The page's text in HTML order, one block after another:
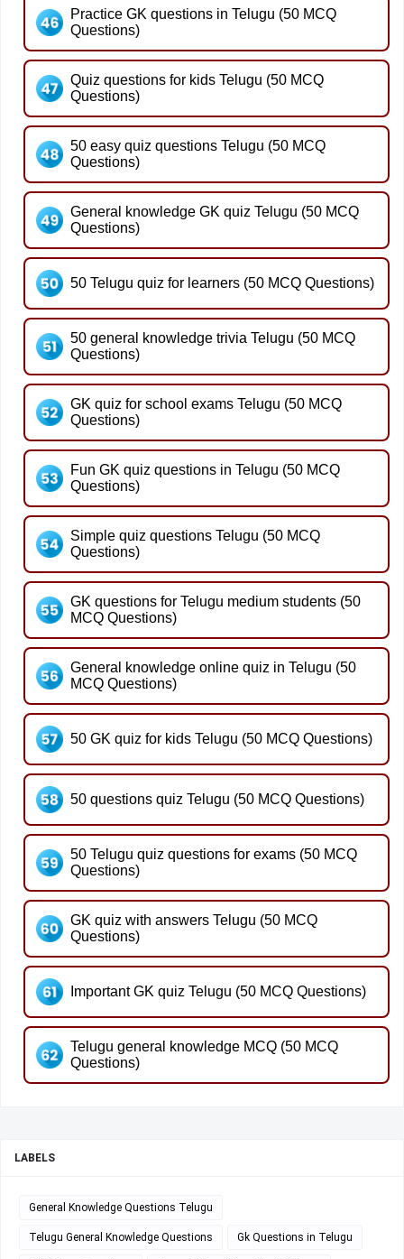
Practice GK questions in Telugu (50 MCQ
Questions)
Quiz questions for kids Telugu (50 MCQ
Questions)
50 easy quiz questions Telugu (50 MCQ
Questions)
General knowledge GK quiz Telugu (50 MCQ
Questions)
50 Telugu quiz for learners (50 MCQ Questions)
50 general knowledge trivia Telugu (50 MCQ
Questions)
GK quiz for school exams Telugu (50 MCQ
Questions)
Fun GK quiz questions in Telugu (50 MCQ
Questions)
Simple quiz questions Telugu (50 MCQ
Questions)
GK questions for Telugu medium students (50
MCQ Questions)
General knowledge online quiz in Telugu (50
MCQ Questions)
50 GK quiz for kids Telugu (50 MCQ Questions)
50 questions quiz Telugu (50 MCQ Questions)
50 Telugu quiz questions for exams (50 MCQ
Questions)
GK quiz with answers Telugu (50 MCQ
Questions)
Important GK quiz Telugu (50 MCQ Questions)
Telugu general knowledge MCQ (50 MCQ
Questions)
LABELS
General Knowledge Questions Telugu
Telugu General Knowledge Questions Gk Questions in Telugu